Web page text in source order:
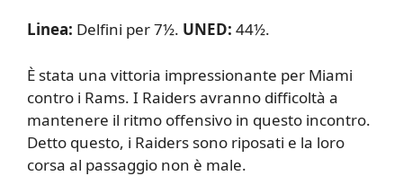
Linea: Delfini per 7½. UNED: 44½.
È stata una vittoria impressionante per Miami
contro i Rams. I Raiders avranno difficoltà a
mantenere il ritmo offensivo in questo incontro.
Detto questo, i Raiders sono riposati e la loro
corsa al passaggio non è male.